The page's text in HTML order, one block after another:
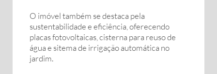
O imóvel também se destaca pela
sustentabilidade e eficiência, oferecendo
placas fotovoltaicas, cisterna para reuso de
água e sitema de irrigação automática no
jardim.